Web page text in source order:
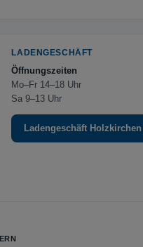
LADENGESCHÄFT
Öffnungszeiten
Mo–Fr 14–18 Uhr
Sa 9–13 Uhr
Ladengeschäft